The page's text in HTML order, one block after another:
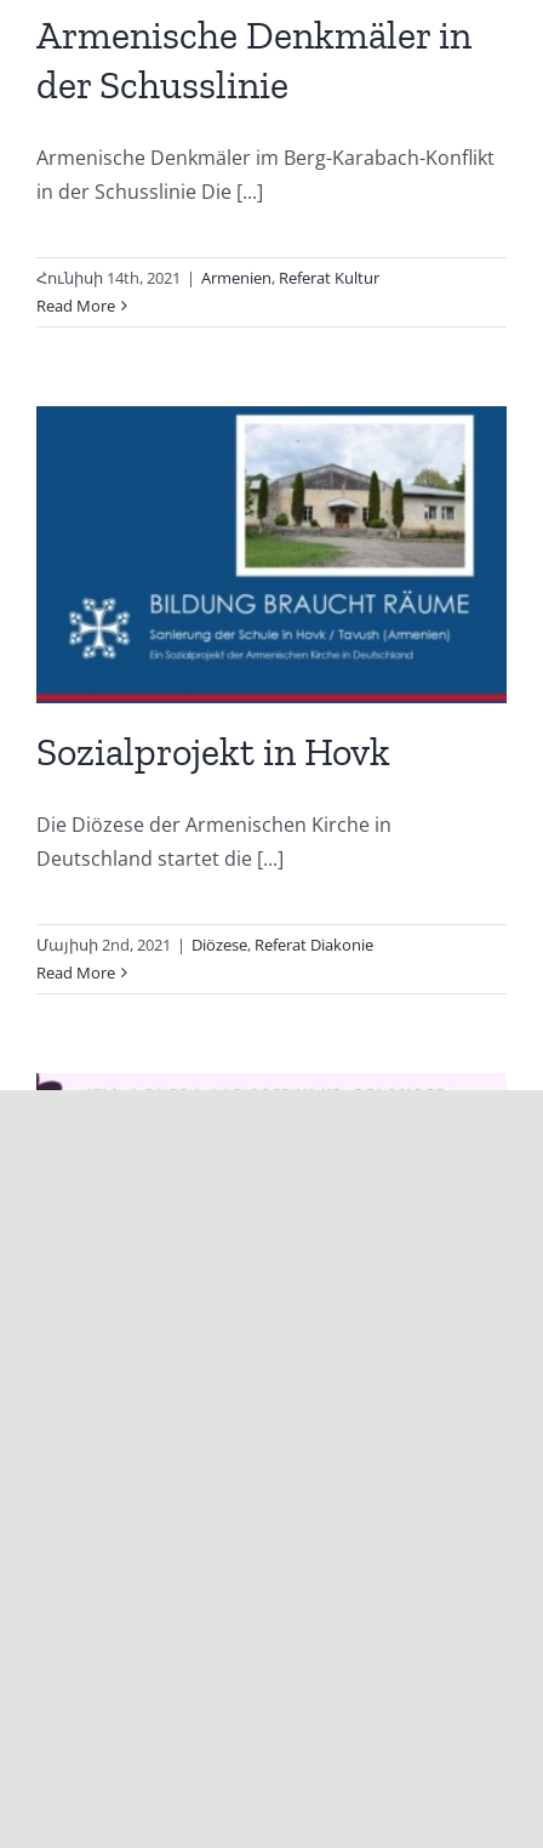
Armenische Denkmäler in
der Schusslinie
Armenische Denkmäler im Berg-Karabach-Konflikt
in der Schusslinie Die [...]
Հունիսի 14th, 2021 | Armenien, Referat Kultur
Read More
Sozialprojekt in Hovk
Die Diözese der Armenischen Kirche in
Deutschland startet die [...]
Մայիսի 2nd, 2021 | Diözese, Referat Diakonie
Read More